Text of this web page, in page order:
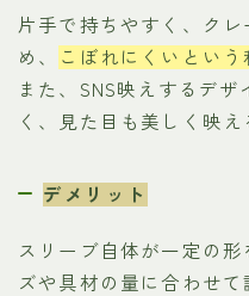
片手で持ちやすく、ク
め、
こぼれにくいという
また、SNS映えするデ
く、見た目も美しく映
デメリット
スリーブ自体が一定の
ズや具材の量に合わせ